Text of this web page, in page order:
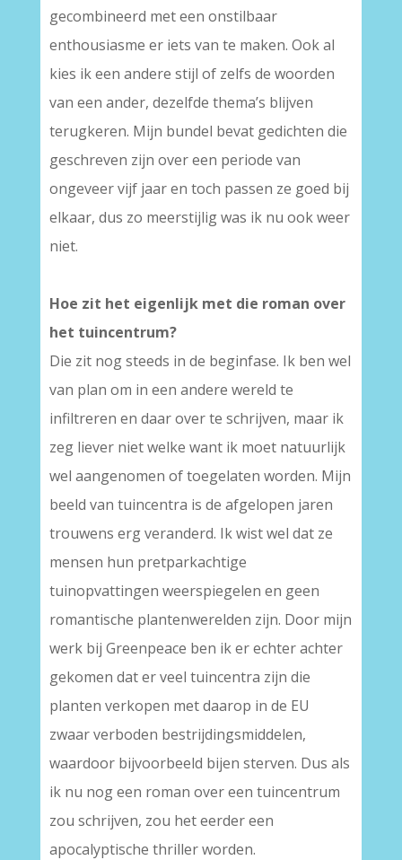
gecombineerd met een onstilbaar
enthousiasme er iets van te maken. Ook al
kies ik een andere stijl of zelfs de woorden
van een ander, dezelfde thema’s blijven
terugkeren. Mijn bundel bevat gedichten die
geschreven zijn over een periode van
ongeveer vijf jaar en toch passen ze goed bij
elkaar, dus zo meerstijlig was ik nu ook weer
niet.
Hoe zit het eigenlijk met die roman over
het tuincentrum?
Die zit nog steeds in de beginfase. Ik ben wel
van plan om in een andere wereld te
infiltreren en daar over te schrijven, maar ik
zeg liever niet welke want ik moet natuurlijk
wel aangenomen of toegelaten worden. Mijn
beeld van tuincentra is de afgelopen jaren
trouwens erg veranderd. Ik wist wel dat ze
mensen hun pretparkachtige
tuinopvattingen weerspiegelen en geen
romantische plantenwerelden zijn. Door mijn
werk bij Greenpeace ben ik er echter achter
gekomen dat er veel tuincentra zijn die
planten verkopen met daarop in de EU
zwaar verboden bestrijdingsmiddelen,
waardoor bijvoorbeeld bijen sterven. Dus als
ik nu nog een roman over een tuincentrum
zou schrijven, zou het eerder een
apocalyptische thriller worden.